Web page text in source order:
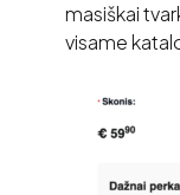
masiškai
visame